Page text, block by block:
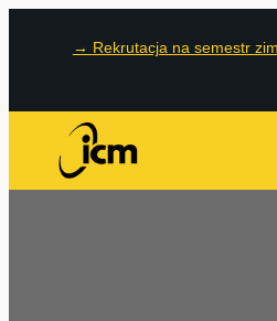
→ Rekrutacja na semestr